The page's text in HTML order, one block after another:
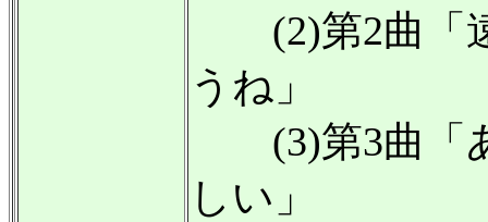
(2)第2曲「
うね」
(3)第3曲「
しい」